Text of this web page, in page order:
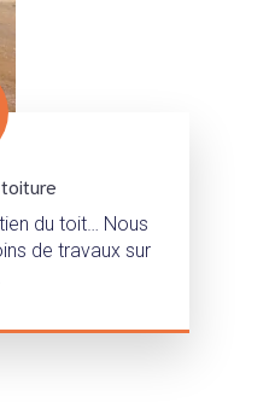
du toit… Nous
de travaux sur